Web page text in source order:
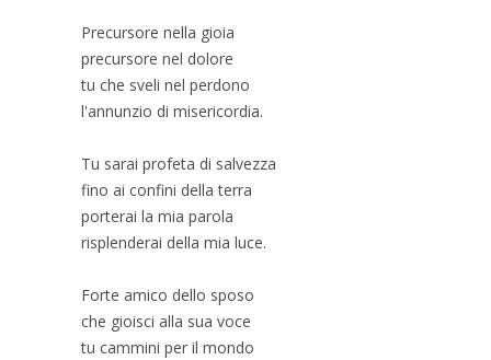
Precursore nella gioia
precursore nel dolore
tu che sveli nel perdono
l'annunzio di misericordia.
Tu sarai profeta di salvezza
fino ai confini della terra
porterai la mia parola
risplenderai della mia luce.
Forte amico dello sposo
che gioisci alla sua voce
tu cammini per il mondo